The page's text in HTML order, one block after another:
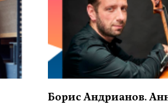
Борис Андрианов.